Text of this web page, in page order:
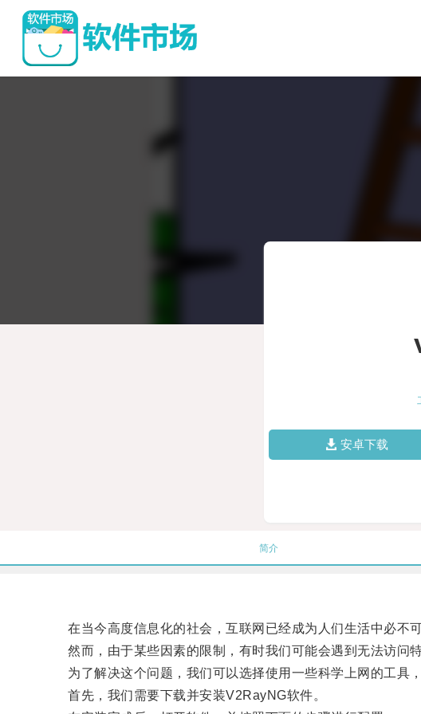
安卓下载
简介
在当今高度信息化的社会，互联网已经成为人们生活中必不可
然而，由于某些因素的限制，有时我们可能会遇到无法访问特
为了解决这个问题，我们可以选择使用一些科学上网的工具，
首先，我们需要下载并安装V2RayNG软件。